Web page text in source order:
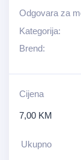
Odgovara za
Kategorija:
Brend:
Cijena
7,00 KM
Ukupno